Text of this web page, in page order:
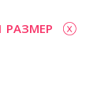
РАЗМЕР